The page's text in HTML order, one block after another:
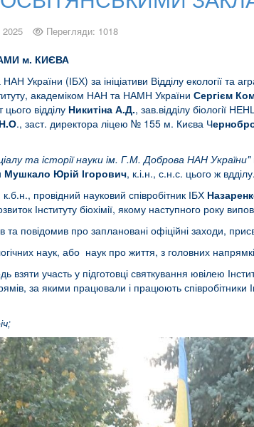
2025 Перегляди: 1018
м. КИЄВА
України (ІБХ) за ініціативи Відділу екології та
академіком НАН та НАМН України Сергієм
відділу Никитіна А.Д., зав.відділу біології
., заст. директора ліцею № 155 м. Києва Ч
та історії науки ім. Г.М. Доброва НАН України"
Мушкало Юрій Ігорович, к.і.н., с.н.с. цього ж вдділу.
провідний науковий співробітник ІБХ
Інституту біохімії, якому наступного року
та повідомив про заплановані офіційні заходи,
наук, або наук про життя, з головних
участь у підготовці святкування ювілею
за якими працювали і працюють